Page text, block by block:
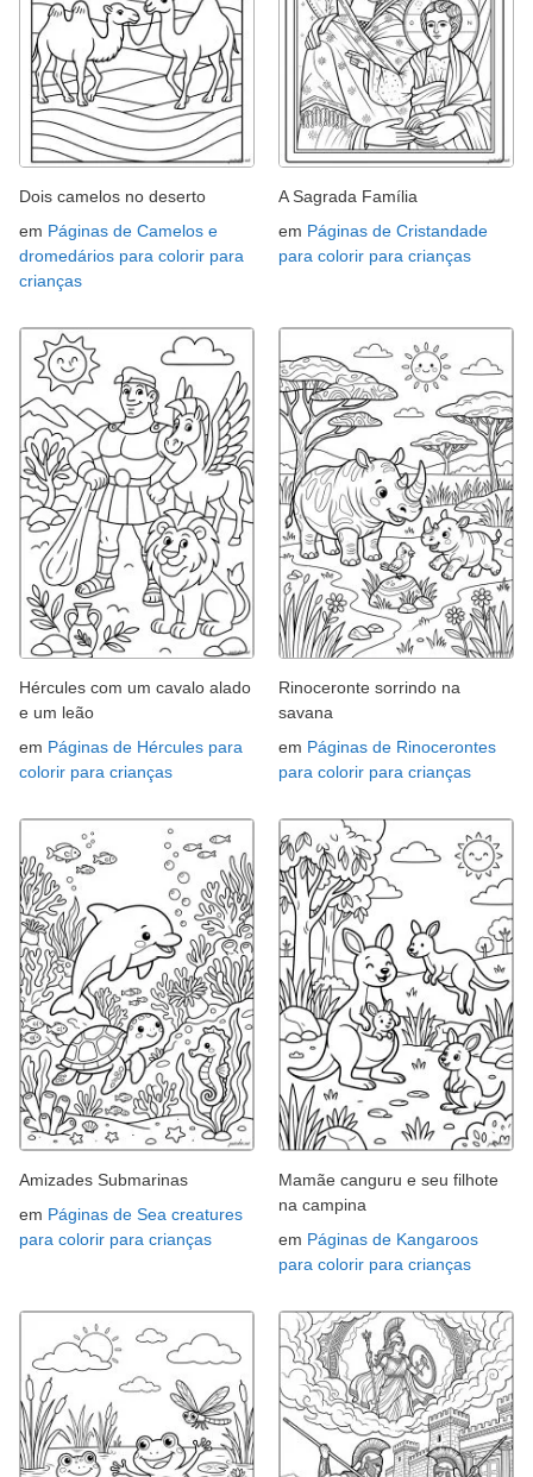
Dois camelos no deserto
em Páginas de Camelos e
dromedários para colorir para
crianças
A Sagrada Família
em Páginas de Cristandade
para colorir para crianças
Hércules com um cavalo alado
e um leão
em Páginas de Hércules para
colorir para crianças
Rinoceronte sorrindo na
savana
em Páginas de Rinocerontes
para colorir para crianças
Amizades Submarinas
em Páginas de Sea creatures
para colorir para crianças
Mamãe canguru e seu filhote
na campina
em Páginas de Kangaroos
para colorir para crianças